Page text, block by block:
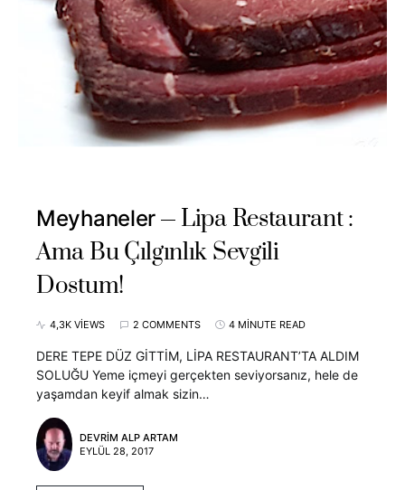
Meyhaneler
Lipa Restaurant :
Ama Bu Çılgınlık Sevgili
Dostum!
4,3K VIEWS 2 COMMENTS 4 MINUTE READ
DERE TEPE DÜZ GİTTİM, LİPA RESTAURANT’TA ALDIM
SOLUĞU Yeme içmeyi gerçekten seviyorsanız, hele de
yaşamdan keyif almak sizin…
DEVRIM ALP ARTAM
EYLÜL 28, 2017